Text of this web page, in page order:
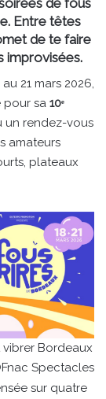
de fous
Entre têtes
de te faire
improvisées.
21 mars 2026,
pour sa 10ᵉ
un rendez-vous
amateurs
plateaux
vibrer Bordeaux
Spectacles
sur quatre